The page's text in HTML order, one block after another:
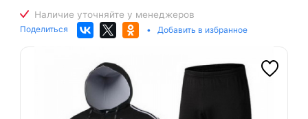
Поделиться • Добавить в избранное